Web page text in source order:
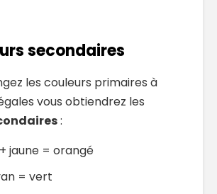
secondaires
les couleurs primaires à
vous obtiendrez les
:
jaune = orangé
= vert